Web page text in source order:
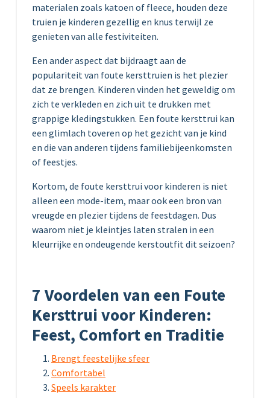
materialen zoals katoen of fleece, houden deze
truien je kinderen gezellig en knus terwijl ze
genieten van alle festiviteiten.
Een ander aspect dat bijdraagt aan de
populariteit van foute kersttruien is het plezier
dat ze brengen. Kinderen vinden het geweldig om
zich te verkleden en zich uit te drukken met
grappige kledingstukken. Een foute kersttrui kan
een glimlach toveren op het gezicht van je kind
en die van anderen tijdens familiebijeenkomsten
of feestjes.
Kortom, de foute kersttrui voor kinderen is niet
alleen een mode-item, maar ook een bron van
vreugde en plezier tijdens de feestdagen. Dus
waarom niet je kleintjes laten stralen in een
kleurrijke en ondeugende kerstoutfit dit seizoen?
7 Voordelen van een Foute
Kersttrui voor Kinderen:
Feest, Comfort en Traditie
Brengt feestelijke sfeer
Comfortabel
Speels karakter